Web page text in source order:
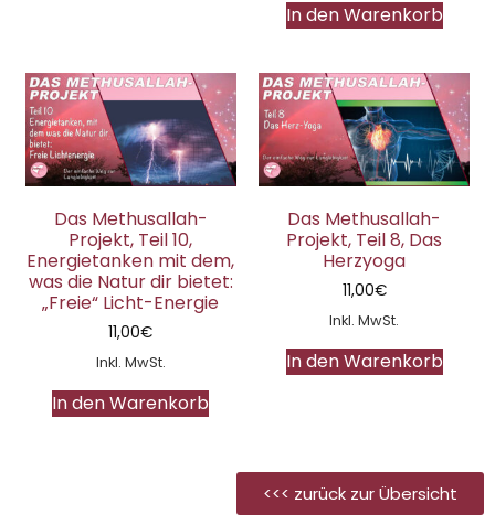
In den Warenkorb
Das Methusallah-
Projekt, Teil 10,
Energietanken mit dem,
was die Natur dir bietet:
„Freie“ Licht-Energie
11,00€
Inkl. MwSt.
In den Warenkorb
Das Methusallah-
Projekt, Teil 8, Das
Herzyoga
11,00€
Inkl. MwSt.
In den Warenkorb
<<< zurück zur Übersicht